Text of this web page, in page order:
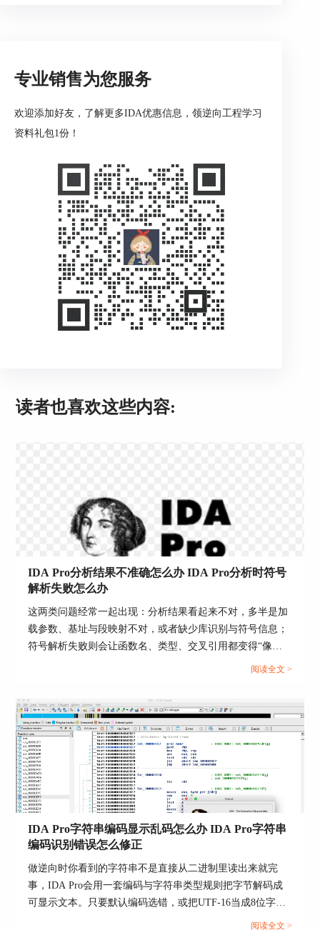
性，从而掌握程序的内存布局。
2. 分析堆栈布局：堆栈在程序运行过程中扮演着重
中，可以通过查看函数的反汇编代码来分析堆栈布
`SUB ESP, xx`指令则分配堆栈空间。通过这些指
令，可以推断出堆栈帧的结构。
3. 数据段分析：数据段存储了全局变量和常量。在
段信息窗口中选择数据段，然后查看其反汇编代
码，可以分析数据段的布局。例如，通过查看数据
段的地址和内容，可以找到全局变量和常量的存储
4. 内存映射：IDA的内存映射视图展示了程序在内
存中的布局，包括代码段、数据段、堆栈段和堆段
5. 调试分析：通过连接调试器，实时监控程序的运
行状态，分析内存布局。IDA支持多种调试器，如
在使用IDAPro进行代码分析时，有系统化的思路和
方法可以帮助我们高效地理解和解读复杂程序。以
下是一些常见的分析思路：
1. 静态分析与动态分析结合：静态分析通过查看反
汇编代码和反编译代码，了解程序的结构和逻辑。
动态分析通过运行程序，监控其行为和状态。将静
态分析与动态分析结合，可以全面了解程序的工作
原理和潜在问题。
2. 自顶向下分析：从程序的入口点开始，逐步深入
到各个函数和模块。通过这种方法，可以先了解程
序的整体结构，然后逐步细化到具体的实现细节。
入口点通常是`main`函数或`WinMain`函数，通过查
3. 功能模块划分：将程序划分为不同的功能模块，
每个模块负责特定的功能。例如，可以将程序分为
专业销售为您服务
欢迎添加好友，了解更多IDA优惠信息，领逆向工程学习
资料礼包1份！
读者也喜欢这些内容:
IDA Pro分析结果不准确怎么办 IDA Pro分析时符号
解析失败怎么办
这两类问题经常一起出现：分析结果看起来不对，多半是加
载参数、基址与段映射不对，或者缺少库识别与符号信息；
符号解析失败则会让函数名、类型、交叉引用都变得“像能
用但不好用”。处理时别急着重装或反复重开库，按可复现
刻变稳定。...
阅读全文 >
IDA Pro字符串编码显示乱码怎么办 IDA Pro字符串
编码识别错误怎么修正
做逆向时你看到的字符串不是直接从二进制里读出来就完
事，IDA Pro会用一套编码与字符串类型规则把字节解码成
可显示文本。只要默认编码选错，或把UTF-16当成8位字符
串去解，就会出现乱码、问号、断字，甚至字符串列表里一
阅读全文 >